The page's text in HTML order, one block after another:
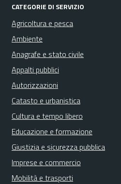
CATEGORIE DI SERVIZIO
Agricoltura e pesca
Ambiente
Anagrafe e stato civile
Appalti pubblici
Autorizzazioni
Catasto e urbanistica
Cultura e tempo libero
Educazione e formazione
Giustizia e sicurezza pubblica
Imprese e commercio
Mobilità e trasporti